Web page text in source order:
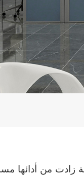
زادت من أدائها